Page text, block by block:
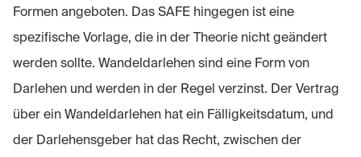
Formen angeboten. Das SAFE hingegen ist eine
spezifische Vorlage, die in der Theorie nicht geändert
werden sollte. Wandeldarlehen sind eine Form von
Darlehen und werden in der Regel verzinst. Der Vertrag
über ein Wandeldarlehen hat ein Fälligkeitsdatum, und
der Darlehensgeber hat das Recht, zwischen der